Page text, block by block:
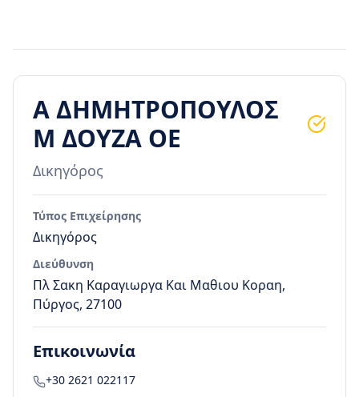
Α ΔΗΜΗΤΡΟΠΟΥΛΟΣ
Μ ΔΟΥΖΑ ΟΕ
Δικηγόρος
Τύπος Επιχείρησης
Δικηγόρος
Διεύθυνση
Πλ Σακη Καραγιωργα Και Μαθιου Κοραη,
Πύργος, 27100
Επικοινωνία
+30 2621 022117